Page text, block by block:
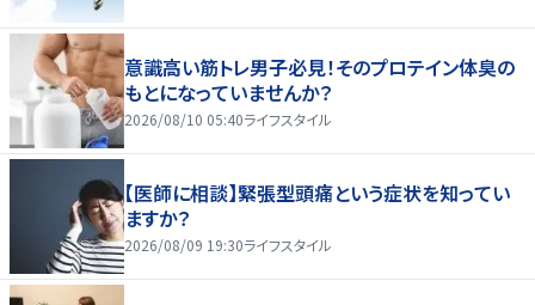
意識高い筋トレ男子必見！そのプロテイン体臭の
もとになっていませんか？
2026/08/10 05:40ライフスタイル
【医師に相談】緊張型頭痛という症状を知ってい
ますか？
2026/08/09 19:30ライフスタイル